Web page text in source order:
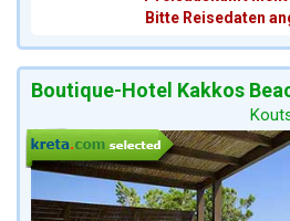
Bitte Reisedaten
Boutique-Hotel Kakkos